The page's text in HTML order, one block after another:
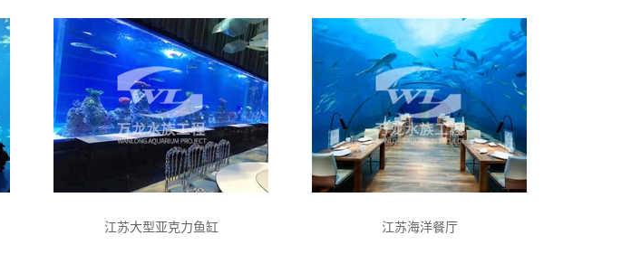
江苏大型亚克力鱼缸 江苏海洋餐厅